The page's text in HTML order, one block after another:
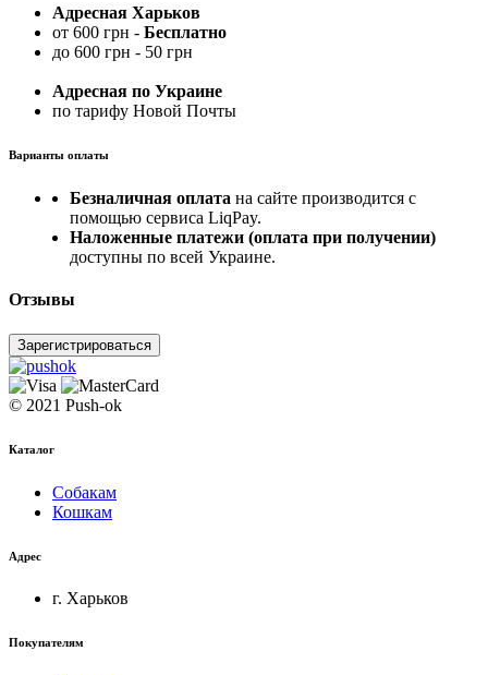
Адресная Харьков
от 600 грн - Бесплатно
до 600 грн - 50 грн
Адресная по Украине
по тарифу Новой Почты
Варианты оплаты
Безналичная оплата на сайте производится с
помощью сервиса LiqPay.
Наложенные платежи (оплата при получении)
доступны по всей Украине.
Отзывы
Зарегистрироваться
© 2021 Push-ok
Каталог
Собакам
Кошкам
Адрес
г. Харьков
Покупателям